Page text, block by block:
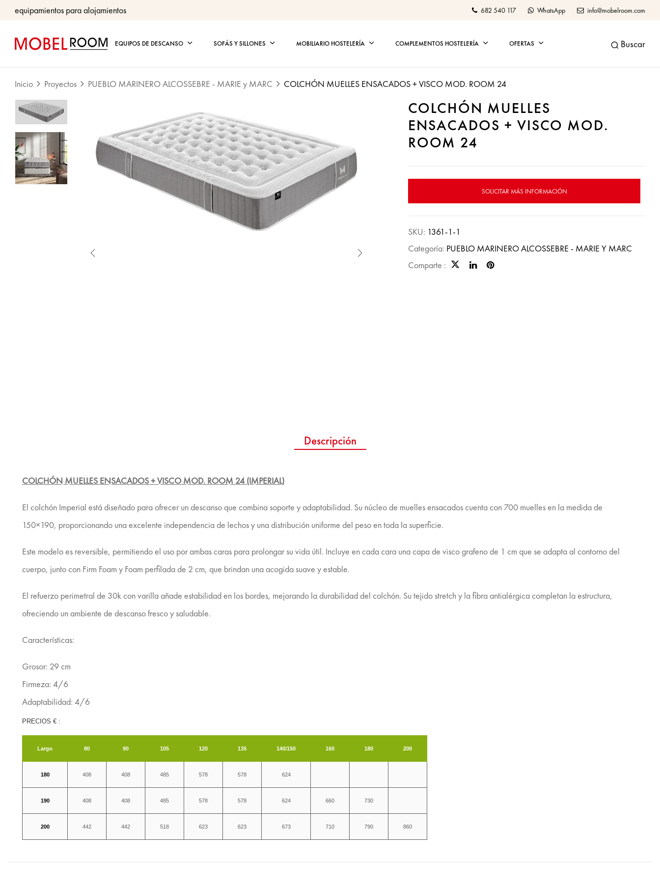
equipamientos para alojamientos 682 540 117 WhatsApp info@mobelroom.com
EQUIPOS DE DESCANSO SOFÁS Y SILLONES MOBILIARIO HOSTELERÍA COMPLEMENTOS HOSTELERÍA OFERTAS Buscar
Inicio Proyectos PUEBLO MARINERO ALCOSSEBRE - MARIE y MARC COLCHÓN MUELLES ENSACADOS + VISCO MOD. ROOM 24
COLCHÓN MUELLES
ENSACADOS + VISCO MOD.
ROOM 24
SOLICITAR MÁS INFORMACIÓN
SKU: 1361-1-1
Categoría: PUEBLO MARINERO ALCOSSEBRE - MARIE Y MARC
Comparte :
Descripción
COLCHÓN MUELLES ENSACADOS + VISCO MOD. ROOM 24 (IMPERIAL)
El colchón Imperial está diseñado para ofrecer un descanso que combina soporte y adaptabilidad. Su núcleo de muelles ensacados cuenta con 700 muelles en la medida de
150×190, proporcionando una excelente independencia de lechos y una distribución uniforme del peso en toda la superficie.
Este modelo es reversible, permitiendo el uso por ambas caras para prolongar su vida útil. Incluye en cada cara una capa de visco grafeno de 1 cm que se adapta al contorno del
cuerpo, junto con Firm Foam y Foam perfilada de 2 cm, que brindan una acogida suave y estable.
El refuerzo perimetral de 30k con varilla añade estabilidad en los bordes, mejorando la durabilidad del colchón. Su tejido stretch y la fibra antialérgica completan la estructura,
ofreciendo un ambiente de descanso fresco y saludable.
Características:
Grosor: 29 cm
Firmeza: 4/6
Adaptabilidad: 4/6
PRECIOS € :
Largo 80 90 105 120 135 140/150 160 180 200
180 408 408 485 578 578 624
190 408 408 485 578 578 624 660 730
200 442 442 518 623 623 673 710 790 860